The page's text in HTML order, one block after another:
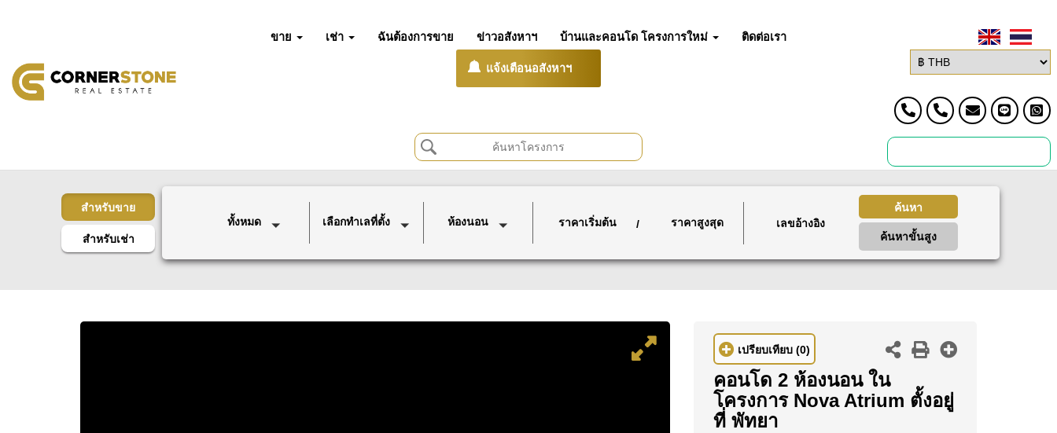
ขาย เช่า ฉันต้องการขาย ข่าวอสังหาฯ บ้านและคอนโด โครงการใหม่ ติดต่อเรา
แจ้งเตือนอสังหาฯ
สำหรับขาย
สำหรับเช่า
ทั้งหมด เลือกทำเลที่ตั้ง ห้องนอน ราคาเริ่มต้น / ราคาสูงสุด
ค้นหา
ค้นหาขั้นสูง
เปรียบเทียบ (0)
คอนโด 2 ห้องนอน ใน
โครงการ Nova Atrium ตั้งอยู่
ที่ พัทยา